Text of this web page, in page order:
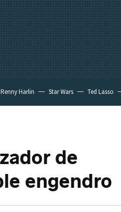
Renny Harlin Star Wars Ted Lasso
de
engendro